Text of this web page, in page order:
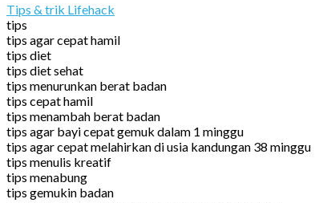
Tips & trik Lifehack
tips
tips agar cepat hamil
tips diet
tips diet sehat
tips menurunkan berat badan
tips cepat hamil
tips menambah berat badan
tips agar bayi cepat gemuk dalam 1 minggu
tips agar cepat melahirkan di usia kandungan 38 minggu
tips menulis kreatif
tips menabung
tips gemukin badan